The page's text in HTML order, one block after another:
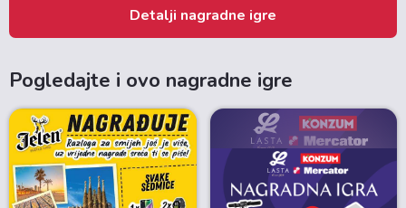
Detalji nagradne igre
Pogledajte i ovo nagradne igre